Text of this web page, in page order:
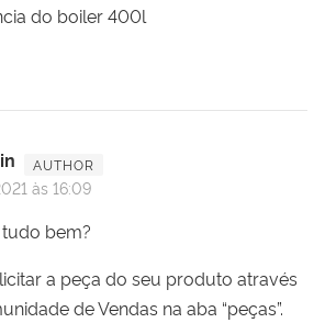
do boiler 400l
às 16:09
tudo bem?
a peça do seu produto através
de Vendas na aba “peças”.